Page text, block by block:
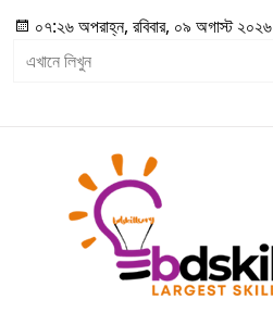
০৭:২৬ অপরাহ্ন, রবিবার, ০৯ অগাস্ট ২০২৬